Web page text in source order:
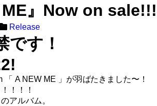
ME』Now on sale!!!
Release
です！
「 A NEW ME 」 が羽ばたきました〜！
！！！
アルバム。